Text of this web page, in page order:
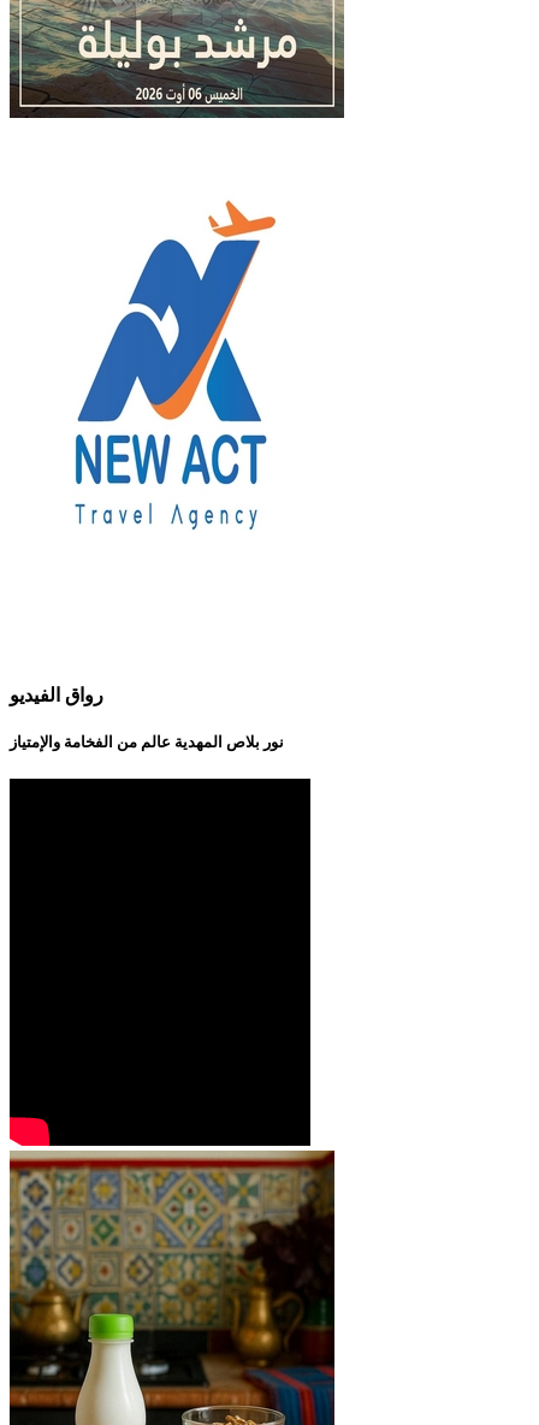
رواق الفيديو
نور بلاص المهدية عالم من الفخامة والإمتياز